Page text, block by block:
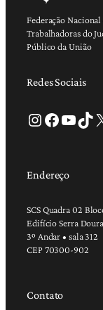
Federação
Trabalhadoras do
Público da União
Redes Sociais
Instagram Facebook Youtube TikTok X
Endereço
SCS Quadra 02
Edifício Serra
3º Andar • sala 312
CEP 70300-902
Contato